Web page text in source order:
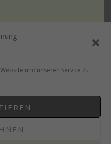
und unseren Service zu